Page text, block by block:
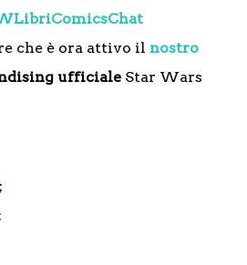
che è ora attivo il nostro
ufficiale Star Wars
;